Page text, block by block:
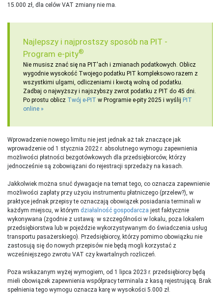
15.000 zł, dla celów VAT zmiany nie ma.
Najlepszy i najprostszy sposób na PIT -
Program e-pity®
Nie musisz znać się na PIT'ach i zmianach podatkowych. Oblicz
wygodnie wysokość Twojego podatku PIT kompleksowo razem z
wszystkimi ulgami, odliczeniami i kwotą wolną od podatku.
Zadbaj o najwyższy i najszybszy zwrot podatku z PIT do 45 dni.
Po prostu oblicz Twój e-PIT w Programie e-pity 2025 i wyślij PIT
online
Wprowadzenie nowego limitu nie jest jednak aż tak znaczące jak
wprowadzenie od 1 stycznia 2022 r. absolutnego wymogu zapewnienia
możliwości płatności bezgotówkowych dla przedsiębiorców, którzy
jednocześnie są zobowiązani do rejestracji sprzedaży na kasach.
Jakkolwiek można snuć dywagacje na temat tego, co oznacza zapewnienie
możliwości zapłaty przy użyciu instrumentu płatniczego (przelew?), w
praktyce jednak przepisy te oznaczają obowiązek posiadania terminali w
każdym miejscu, w którym działalność gospodarcza jest faktycznie
wykonywana (zgodnie z ustawą: w szczególności w lokalu, poza lokalem
przedsiębiorstwa lub w pojeździe wykorzystywanym do świadczenia usług
transportu pasażerskiego). Przedsiębiorcy, którzy pomimo obowiązku nie
zastosują się do nowych przepisów nie będą mogli korzystać z
wcześniejszego zwrotu VAT czy kwartalnych rozliczeń.
Poza wskazanym wyżej wymogiem, od 1 lipca 2023 r. przedsiębiorcy będą
mieli obowiązek zapewnienia współpracy terminala z kasą rejestrującą. Brak
spełnienia tego wymogu oznacza karę w wysokości 5.000 zł.